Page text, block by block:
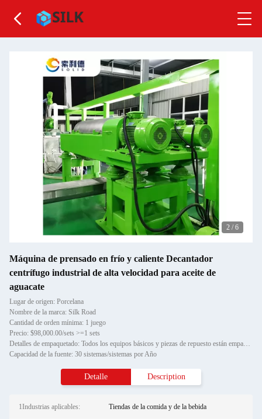
2 / 6
Máquina de prensado en frío y caliente Decantador
centrífugo industrial de alta velocidad para aceite de
aguacate
Lugar de origen: Porcelana
Nombre de la marca: Silk Road
Cantidad de orden mínima: 1 juego
Precio: $98,000.00/sets >=1 sets
Detalles de empaquetado: Todos los equipos básicos y piezas de repuesto están empaquetados en cajas de madera estándar export
Capacidad de la fuente: 30 sistemas/sistemas por Año
Detalle Description
1Industrias aplicables: Tiendas de la comida y de la bebida